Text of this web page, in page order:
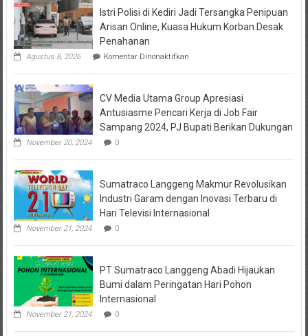
Istri Polisi di Kediri Jadi Tersangka Penipuan
Arisan Online, Kuasa Hukum Korban Desak
Penahanan
Agustus 8, 2026 Komentar Dinonaktifkanpada
Polisi
Kediri
Jadi
Tersangka
Penipuan
Kuasa
Korban
Desak
Penahanan
CV Media Utama Group Apresiasi
Antusiasme Pencari Kerja di Job Fair
Sampang 2024, PJ Bupati Berikan Dukungan
November 20, 2024 0
Sumatraco Langgeng Makmur Revolusikan
Industri Garam dengan Inovasi Terbaru di
Hari Televisi Internasional
November 21, 2024 0
PT Sumatraco Langgeng Abadi Hijaukan
Bumi dalam Peringatan Hari Pohon
Internasional
November 21, 2024 0